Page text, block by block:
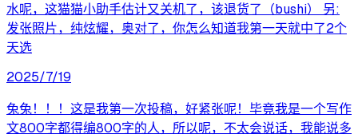
水呢，这猫猫小助手估计又关机了，该退货了（bushi） 另:
发张照片，纯炫耀，奥对了，你怎么知道我第一天就中了2个
天选
2025/7/19
兔兔！！！这是我第一次投稿，好紧张呢！毕竟我是一个写作
文800字都得编800字的人，所以呢，不太会说话，我能说多